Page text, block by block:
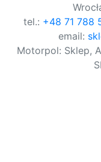
tel.: +48 71 788
email:
Motorpol: Sklep,